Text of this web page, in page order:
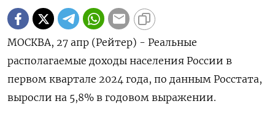
МОСКВА, 27 апр (Рейтер) - Реальные
располагаемые доходы населения России в
первом квартале 2024 года, по данным Росстата,
выросли на 5,8% в годовом выражении.